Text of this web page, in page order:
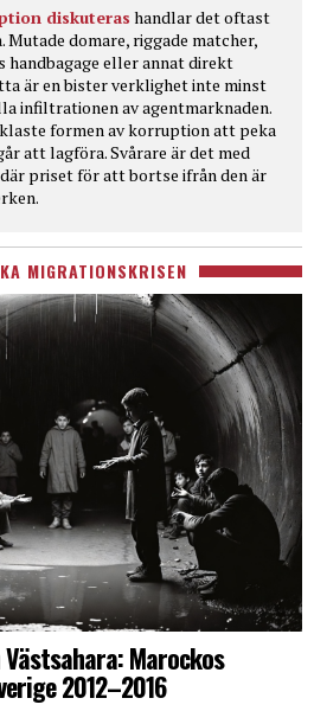
diskuteras handlar det oftast
domare, riggade matcher,
handbagage eller annat direkt
är en bister verklighet inte minst
infiltrationen av agentmarknaden.
formen av korruption att peka
att lagföra. Svårare är det med
priset för att bortse ifrån den är
MIGRATIONSKRISEN
Marockos
2012–2016